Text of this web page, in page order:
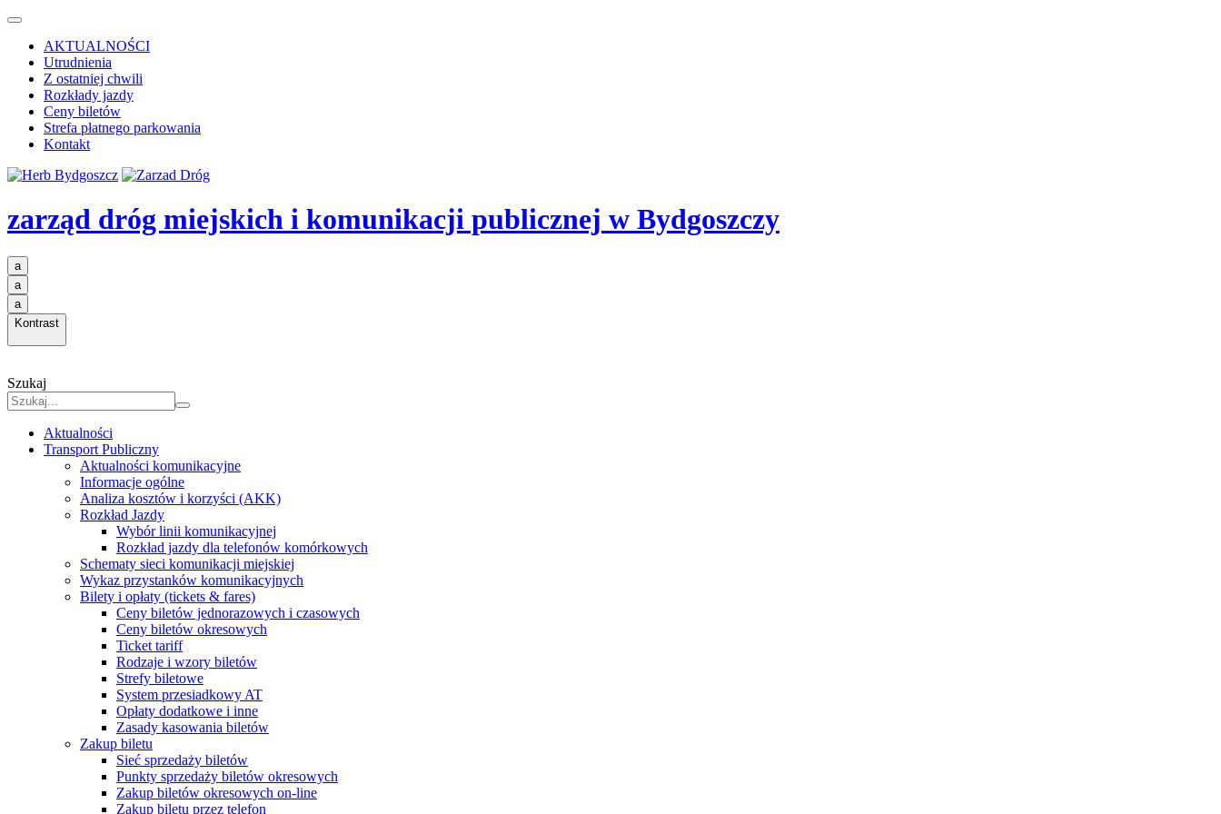
AKTUALNOŚCI
Utrudnienia
Z ostatniej chwili
Rozkłady jazdy
Ceny biletów
Strefa płatnego parkowania
Kontakt
zarząd dróg miejskich i komunikacji publicznej w Bydgoszczy
a
a
a
Kontrast
Szukaj
Aktualności
Transport Publiczny
Aktualności komunikacyjne
Informacje ogólne
Analiza kosztów i korzyści (AKK)
Rozkład Jazdy
Wybór linii komunikacyjnej
Rozkład jazdy dla telefonów komórkowych
Schematy sieci komunikacji miejskiej
Wykaz przystanków komunikacyjnych
Bilety i opłaty (tickets & fares)
Ceny biletów jednorazowych i czasowych
Ceny biletów okresowych
Ticket tariff
Rodzaje i wzory biletów
Strefy biletowe
System przesiadkowy AT
Opłaty dodatkowe i inne
Zasady kasowania biletów
Zakup biletu
Sieć sprzedaży biletów
Punkty sprzedaży biletów okresowych
Zakup biletów okresowych on-line
Zakup biletu przez telefon